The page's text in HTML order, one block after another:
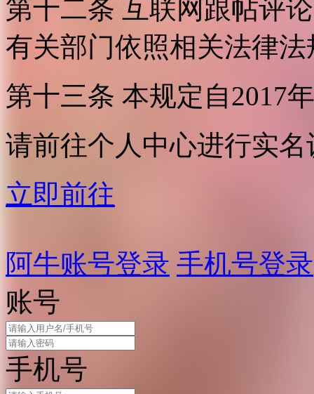
第十二条 互联网跟帖评
有关部门依照相关法律
第十三条 本规定自2017
请前往个人中心进行实名
立即前往
阿牛账号登录 手机号登录
账号
手机号